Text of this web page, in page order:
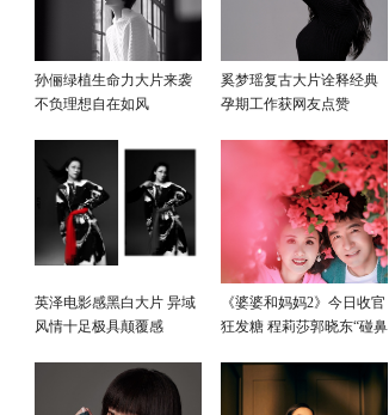
孙俪绿植生命力大片来袭
不负理想自在如风
奚梦瑶复古大片诠释经典
孕期工作获网友点赞
英泽电影感黑白大片 异域
风情十足极具颠覆感
《婆婆和妈妈2》今日收官
狂发糖 程莉莎郭晓东“碰鼻